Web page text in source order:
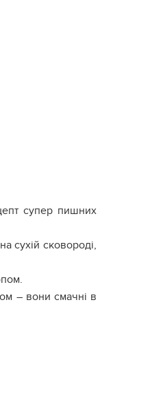
супер пишних
сухій сковороді,
– вони смачні в